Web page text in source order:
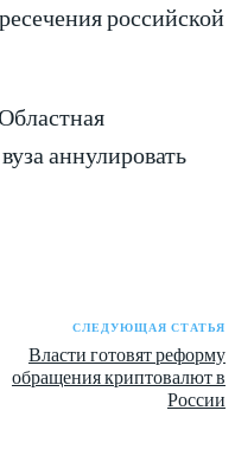
российской
аннулировать
СЛЕДУЮЩАЯ СТАТЬЯ
Власти готовят реформу
обращения криптовалют в
России